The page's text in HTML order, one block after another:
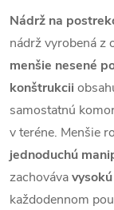
Nádrž na
nádrž vyrobená z
menšie nesené
konštrukcii
samostatnú
v teréne. Menšie
jednoduchú
zachováva
každodennom